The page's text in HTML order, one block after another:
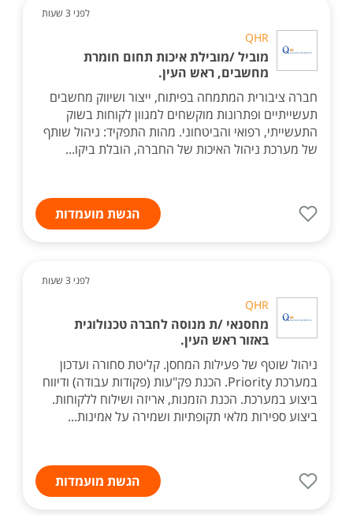
לפני 3 שעות
QHR
מוביל /מובילת איכות תחום חומרת
מחשבים, ראש העין.
חברה ציבורית המתמחה בפיתוח, ייצור ושיווק מחשבים
תעשייתיים ופתרונות מוקשחים למגוון לקוחות בשוק
התעשייתי, רפואי והביטחוני. מהות התפקיד: ניהול שותף
של מערכת ניהול האיכות של החברה, הובלת ביקו...
הגשת מועמדות
לפני 3 שעות
QHR
מחסנאי /ת מנוסה לחברה טכנולוגית
באזור ראש העין.
ניהול שוטף של פעילות המחסן. קליטת סחורה ועדכון
במערכת Priority. הכנת פק"עות (פקודות עבודה) ודיווח
ביצוע במערכת. הכנת הזמנות, אריזה ושילוח ללקוחות.
ביצוע ספירות מלאי תקופתיות ושמירה על אמינות...
הגשת מועמדות